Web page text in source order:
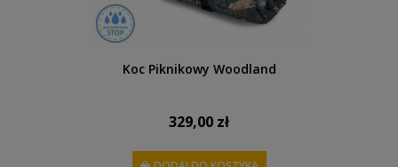
Koc Piknikowy Woodland
329,00 zł